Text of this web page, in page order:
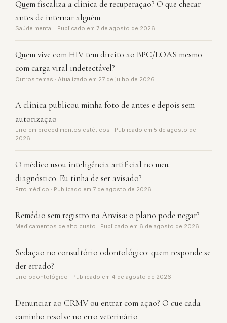
Quem fiscaliza a clínica de recuperação? O que checar
antes de internar alguém
Saúde mental · Publicado em 7 de agosto de 2026
Quem vive com HIV tem direito ao BPC/LOAS mesmo
com carga viral indetectável?
Outros temas · Atualizado em 27 de julho de 2026
A clínica publicou minha foto de antes e depois sem
autorização
Erro em procedimentos estéticos · Publicado em 5 de agosto de
2026
O médico usou inteligência artificial no meu
diagnóstico. Eu tinha de ser avisado?
Erro médico · Publicado em 7 de agosto de 2026
Remédio sem registro na Anvisa: o plano pode negar?
Medicamentos de alto custo · Publicado em 6 de agosto de 2026
Sedação no consultório odontológico: quem responde se
der errado?
Erro odontológico · Publicado em 4 de agosto de 2026
Denunciar ao CRMV ou entrar com ação? O que cada
caminho resolve no erro veterinário